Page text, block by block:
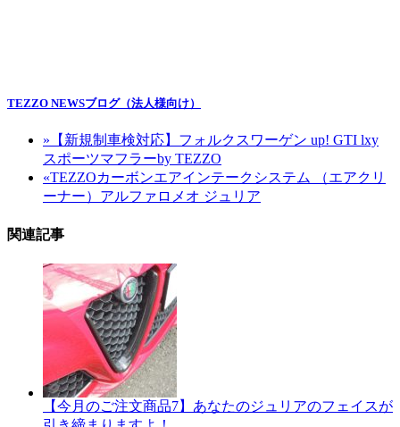
TEZZO NEWSブログ（法人様向け）
» 【新規制車検対応】フォルクスワーゲン up! GTI lxy
スポーツマフラーby TEZZO
«TEZZOカーボンエアインテークシステム （エアクリ
ーナー）アルファロメオ ジュリア
関連記事
【今月のご注文商品7】あなたのジュリアのフェイスが